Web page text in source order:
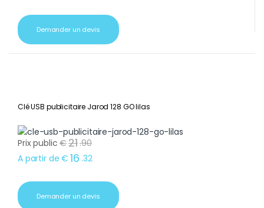
Demander un devis
Clé USB publicitaire Jarod 128 GO lilas
Prix public €21.90
A partir de € 16 .32
Demander un devis